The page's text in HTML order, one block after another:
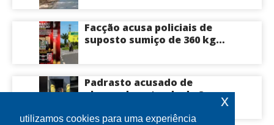
Facção acusa policiais de
suposto sumiço de 360 kg
Padrasto acusado de
abusar da enteada de 8
delegacia de Iranduba;
utilizamos cookies para uma experiência
x